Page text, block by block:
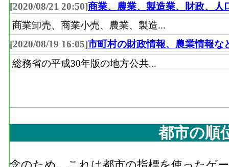
[2020/08/21 20:50]商業、農業、製造業、財政、人
商業卸売、商業小売、農業、製造...
[2020/08/19 16:05]市町村の財政情報、農業情報な
総務省の平成30年版の地方公共...
都市の順